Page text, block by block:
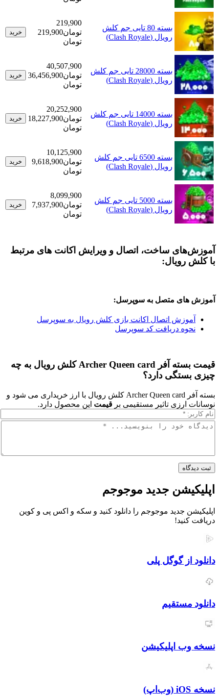
بسته 80 تایی جم کلش
رویال (Clash Royale)
تومان
219,900
تومان
خرید
بسته 28000 تایی جم کلش
رویال (Clash Royale)
40,507,900
تومان36,456,900
تومان
خرید
بسته 14000 تایی جم کلش
رویال (Clash Royale)
20,252,900
تومان18,227,900
تومان
خرید
بسته 6500 تایی جم کلش
رویال (Clash Royale)
10,125,900
تومان
9,618,900
تومان
خرید
بسته 5000 تایی جم کلش
رویال (Clash Royale)
8,099,900
تومان
7,937,900
تومان
خرید
ساخت، اتصال و ویرایش اکانت های مرتبط
متصل به سوپرسل:
اتصال اکانت بازی کلش رویال به سوپرسل
دریافت کد سوپرسل
قیمت بسته آفر Archer Queen card کلش رویال به چه
دارد؟
بسته آفر Archer Queen card کلش رویال با ارز خریداری می شود و
ارزی تاثیر مستقیمی برقیمتاین محصول دارد.
جدید موجوجم
جدید موجوجم را دانلود کنید و سکه و اکس پی و کوین
گوگل پلی
اپلیکیشن